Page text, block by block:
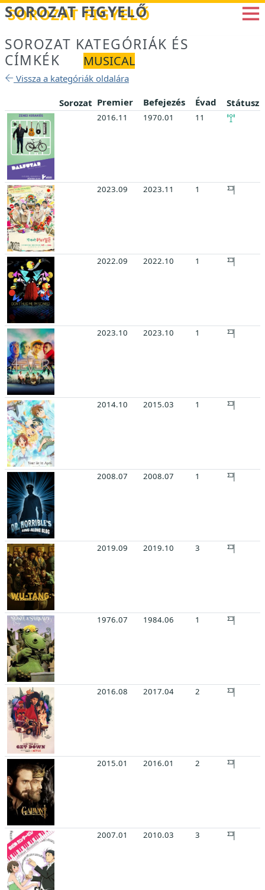
Betöltés...
SOROZAT FIGYELŐ
SOROZAT KATEGÓRIÁK ÉS
CÍMKÉK
MUSICAL
Vissza a kategóriák oldalára
Sorozat Premier Befejezés Évad Státusz
2016.11 1970.01 11
2023.09 2023.11 1
2022.09 2022.10 1
2023.10 2023.10 1
2014.10 2015.03 1
2008.07 2008.07 1
2019.09 2019.10 3
1976.07 1984.06 1
2016.08 2017.04 2
2015.01 2016.01 2
2007.01 2010.03 3